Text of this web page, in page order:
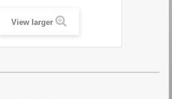
View larger